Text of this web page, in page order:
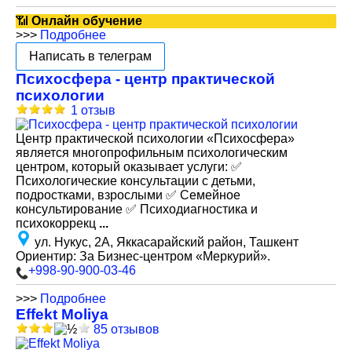
📶 Онлайн обучение
>>> Подробнее
Написать в телеграм
Психосфера - центр практической
психологии
1 отзыв
Центр практической психологии «Психосфера»
является многопрофильным психологическим
центром, который оказывает услуги: ✅
Психологические консультации с детьми,
подростками, взрослыми ✅ Семейное
консультирование ✅ Психодиагностика и
психокоррекц ...
ул. Нукус, 2A, Яккасарайский район, Ташкент
Ориентир: За Бизнес-центром «Меркурий».
+998-90-900-03-46
>>> Подробнее
Effekt Moliya
85 отзывов